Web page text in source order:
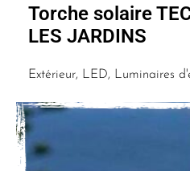
Torche solaire
LES JARDINS
Extérieur, LED, Luminaires